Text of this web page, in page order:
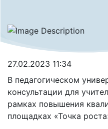
27.02.2023 11:34
В педагогическом
консультации для
рамках повышения
площадках «Точка